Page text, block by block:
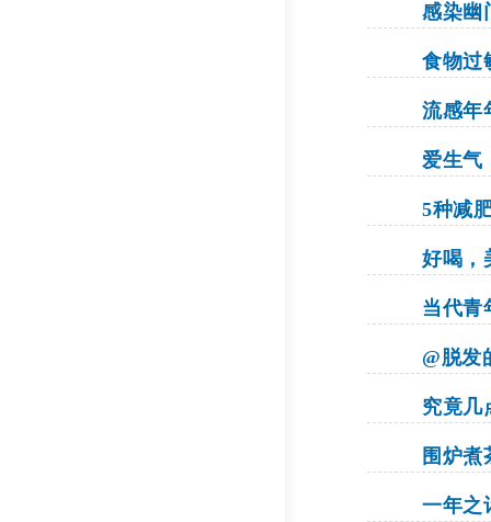
感染幽
食物过
流感年
爱生气
5种减
好喝，
当代青
@脱发
究竟几
围炉煮
一年之